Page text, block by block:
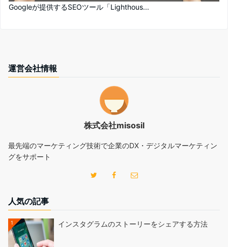
Googleが提供するSEOツール「Lighthous...
運営会社情報
株式会社misosil
最先端のマーケティング技術で企業のDX・デジタルマーケティン
グをサポート
人気の記事
1 インスタグラムのストーリーをシェアする方法